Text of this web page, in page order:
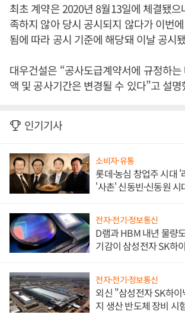
최초 계약은 2020년 8월13일에 체결됐
족하지 않아 당시 공시되지 않다가 이번
됨에 따라 공시 기준에 해당돼 이날 공시
대우건설은 “공사도급계약서에 규정하
액 및 공사기간은 변경될 수 있다”고 설
인기기사
소비자·유통
롯데·농심 창업주 시대
'사촌' 신동빈·신동원
전자·전기·정보통신
D램과 HBM 내년 물량
기감이 삼성전자 SK하
전자·전기·정보통신
외신 "삼성전자 SK하
지 생산 반도체 장비 시